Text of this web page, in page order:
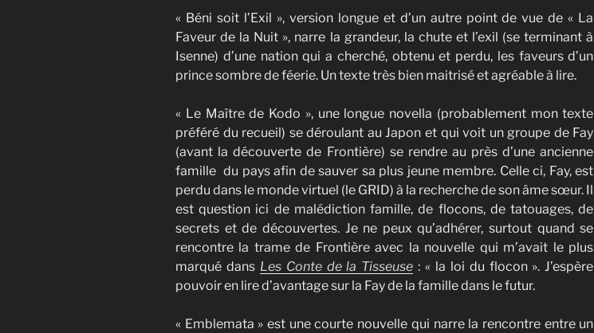
« Béni soit l’Exil », version longue et d’un autre point de vue de « La
Faveur de la Nuit », narre la grandeur, la chute et l’exil (se terminant à
Isenne) d’une nation qui a cherché, obtenu et perdu, les faveurs d’un
prince sombre de féerie. Un texte très bien maitrisé et agréable à lire.
« Le Maître de Kodo », une longue novella (probablement mon texte
préféré du recueil) se déroulant au Japon et qui voit un groupe de Fay
(avant la découverte de Frontière) se rendre au près d’une ancienne
famille du pays afin de sauver sa plus jeune membre. Celle ci, Fay, est
perdu dans le monde virtuel (le GRID) à la recherche de son âme sœur. Il
est question ici de malédiction famille, de flocons, de tatouages, de
secrets et de découvertes. Je ne peux qu’adhérer, surtout quand se
rencontre la trame de Frontière avec la nouvelle qui m’avait le plus
marqué dans Les Conte de la Tisseuse : « la loi du flocon ». J’espère
pouvoir en lire d’avantage sur la Fay de la famille dans le futur.
« Emblemata » est une courte nouvelle qui narre la rencontre entre un